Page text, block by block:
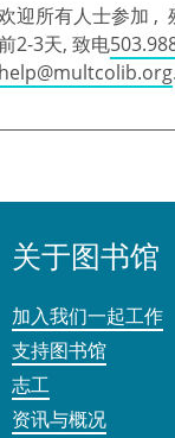
迎所有人士参加 ,
2-3天, 致电
.
关于图书馆
加入我们一起工作
支持图书馆
志工
资讯与概况